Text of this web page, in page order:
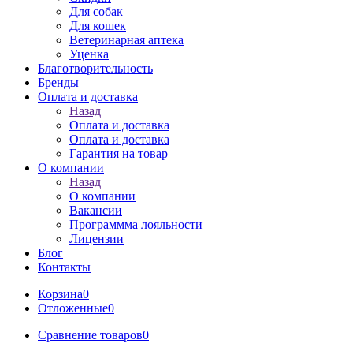
Для собак
Для кошек
Ветеринарная аптека
Уценка
Благотворительность
Бренды
Оплата и доставка
Назад
Оплата и доставка
Оплата и доставка
Гарантия на товар
О компании
Назад
О компании
Вакансии
Программма лояльности
Лицензии
Блог
Контакты
Корзина0
Отложенные0
Сравнение товаров0